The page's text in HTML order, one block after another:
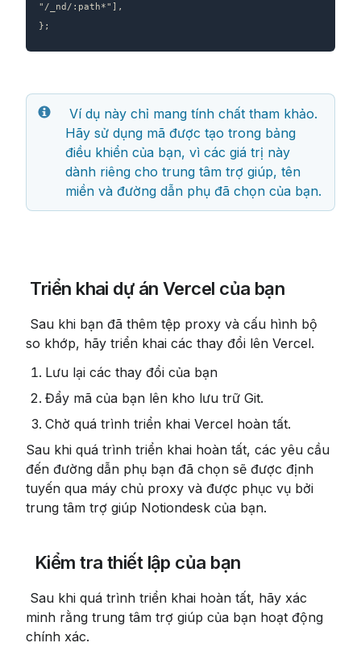
"/_nd/:path*"],
};
Hãy sử dụng mã được tạo trong bảng
điều khiển của bạn, vì các giá trị này
dành riêng cho trung tâm trợ giúp, tên
miền và đường dẫn phụ đã chọn của bạn.
Triển khai dự án Vercel của bạn
so khớp, hãy triển khai các thay đổi lên Vercel.
Lưu lại các thay đổi của bạn
Đẩy mã của bạn lên kho lưu trữ Git.
Chờ quá trình triển khai Vercel hoàn tất.
Sau khi quá trình triển khai hoàn tất, các yêu cầu
đến đường dẫn phụ bạn đã chọn sẽ được định
tuyến qua máy chủ proxy và được phục vụ bởi
trung tâm trợ giúp Notiondesk của bạn.
Kiểm tra thiết lập của bạn
minh rằng trung tâm trợ giúp của bạn hoạt động
chính xác.